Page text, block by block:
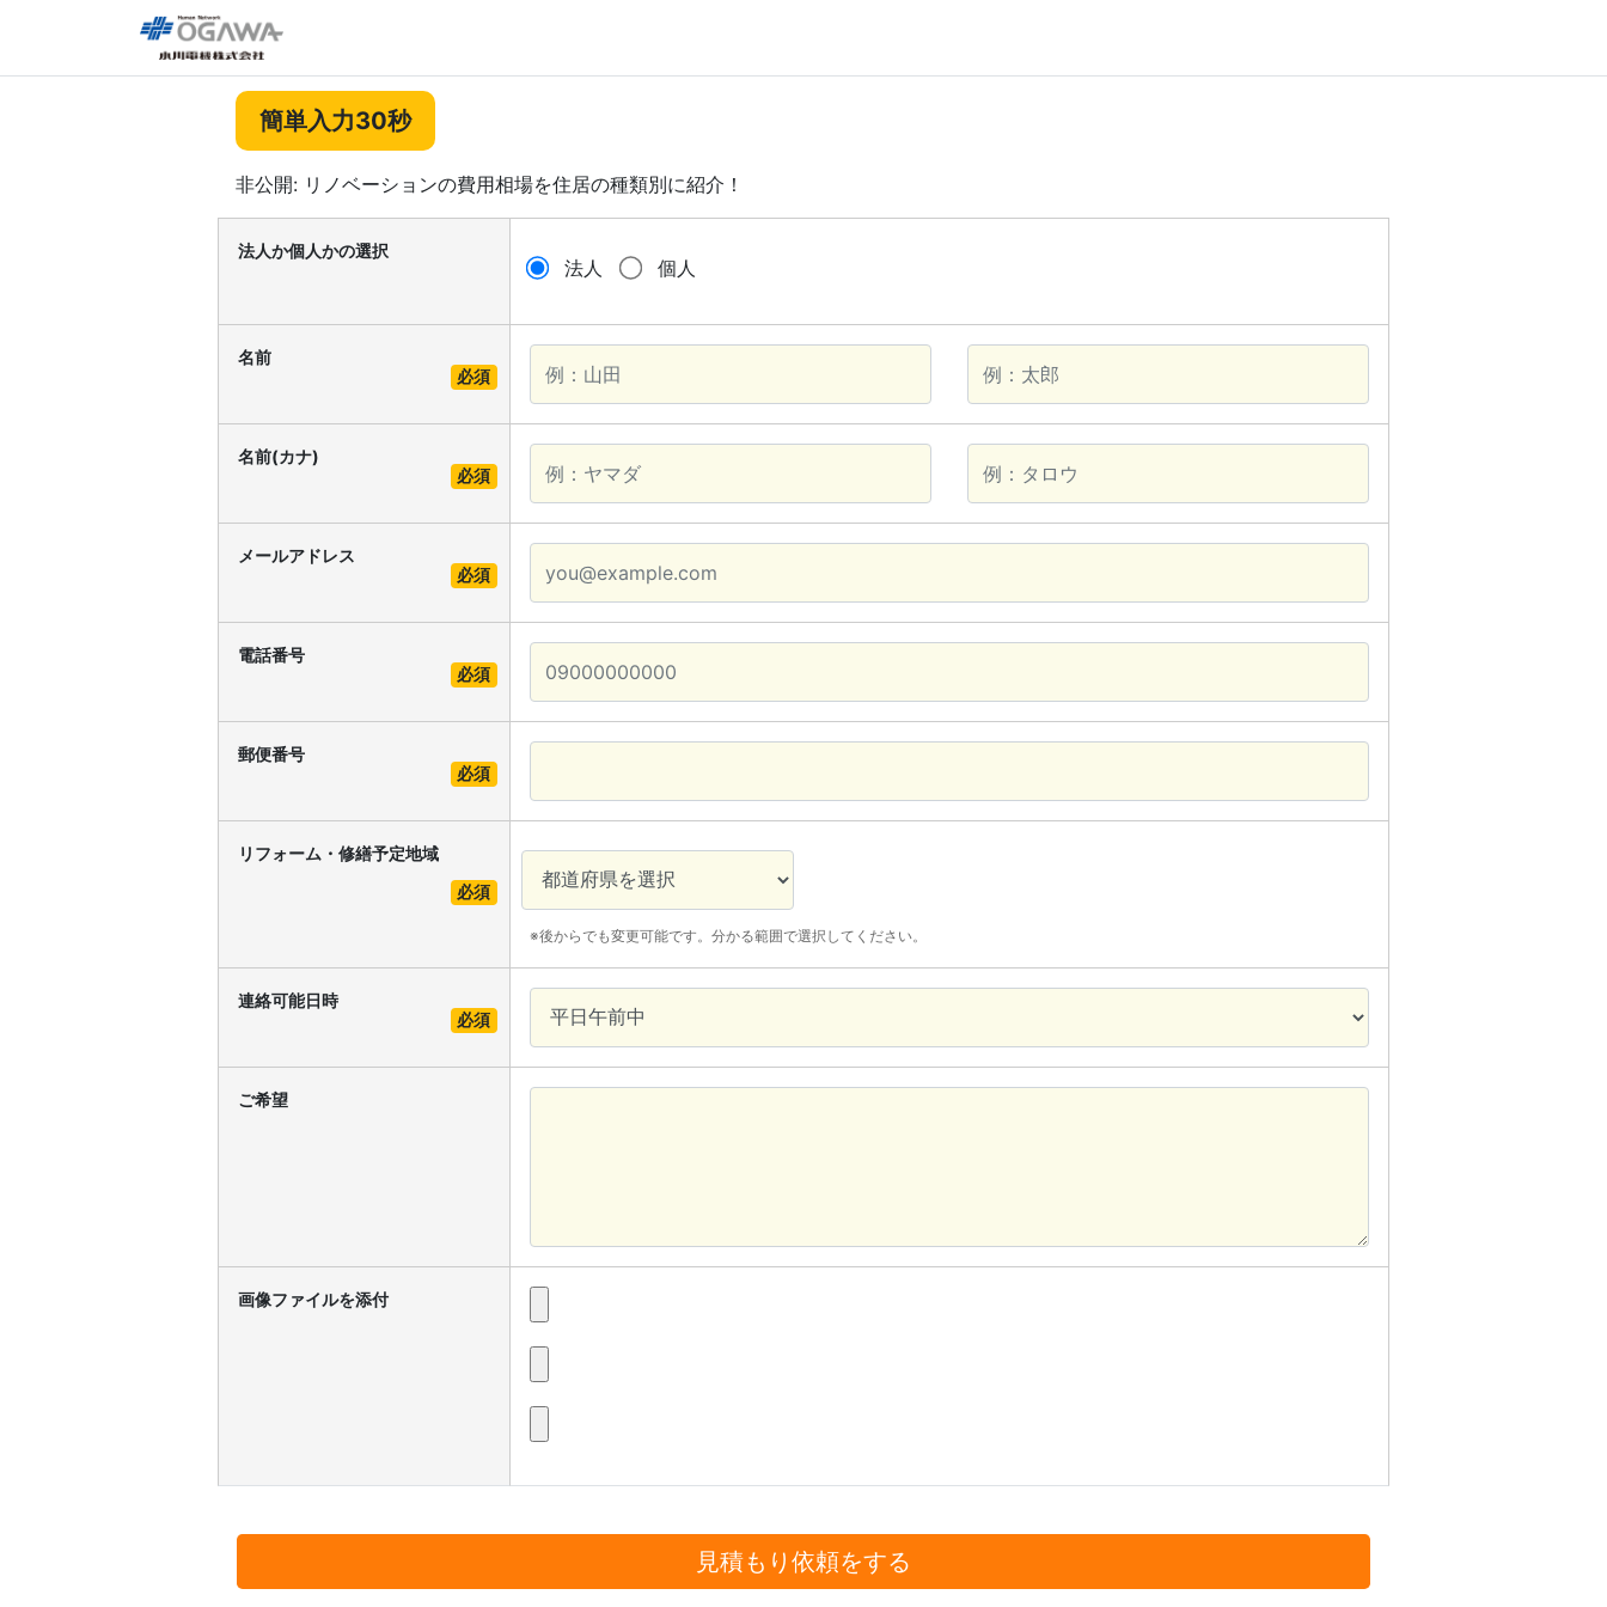
簡単入力30秒
非公開: リノベーションの費用相場を住居の種類別に紹介！
法人か個人かの選択
法人 個人
名前
必須
名前(カナ)
必須
メールアドレス
必須
電話番号
必須
郵便番号
必須
リフォーム・修繕予定地域
必須
※後からでも変更可能です。分かる範囲で選択してください。
連絡可能日時
必須
ご希望
画像ファイルを添付
見積もり依頼をする